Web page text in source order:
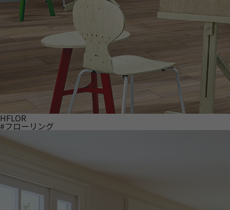
HFLOR
#フローリング